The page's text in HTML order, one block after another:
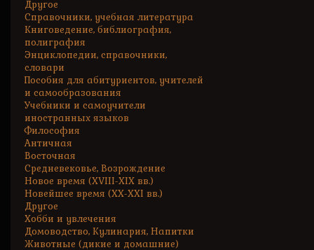
Другое
Справочники, учебная литература
Книговедение, библиография,
полиграфия
Энциклопедии, справочники,
словари
Пособия для абитуриентов, учителей
и самообразования
Учебники и самоучители
иностранных языков
Философия
Античная
Восточная
Средневековье, Возрождение
Новое время (XVIII-XIX вв.)
Новейшее время (XX-XXI вв.)
Другое
Хобби и увлечения
Домоводство, Кулинария, Напитки
Животные (дикие и домашние)